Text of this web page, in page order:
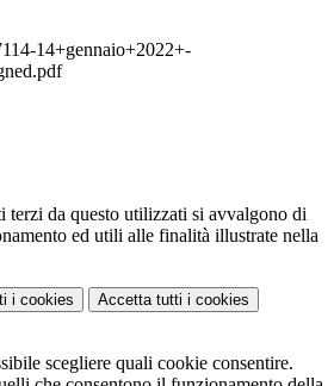
14+gennaio+2022+-
terzi da questo utilizzati si avvalgono di
ed utili alle finalità illustrate nella
i cookies Accetta tutti i cookies
scegliere quali cookie consentire.